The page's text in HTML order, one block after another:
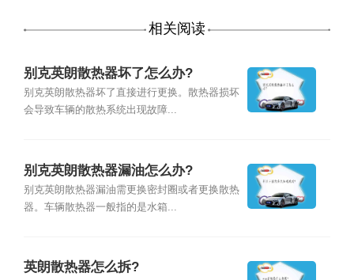
相关阅读
别克英朗散热器坏了怎么办?
别克英朗散热器坏了直接进行更换。散热器损坏
会导致车辆的散热系统出现故障...
别克英朗散热器漏油怎么办?
别克英朗散热器漏油需更换密封圈或者更换散热
器。车辆散热器一般指的是水箱...
英朗散热器怎么拆?